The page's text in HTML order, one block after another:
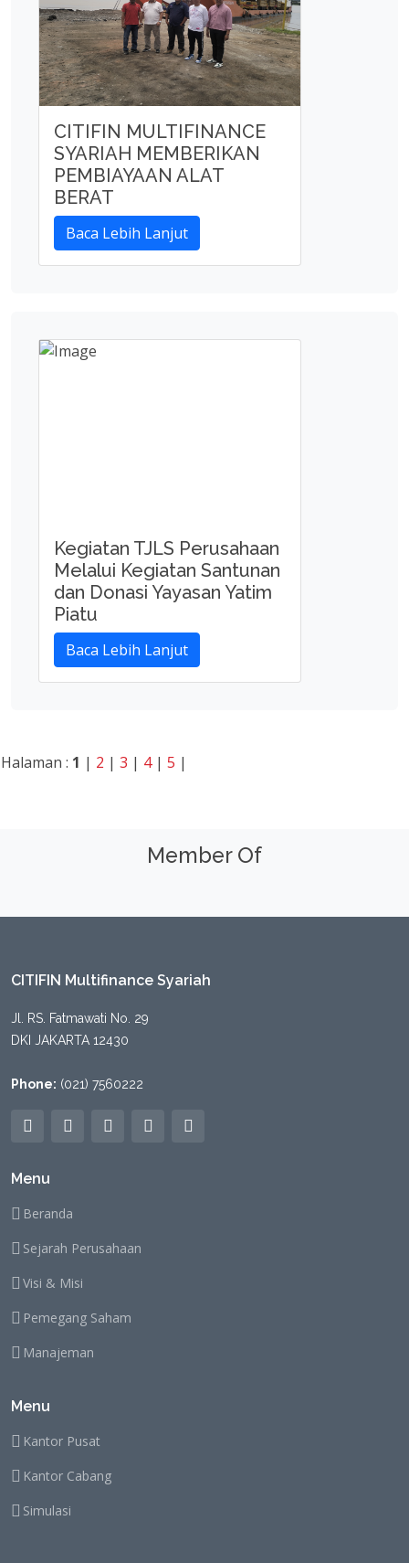
CITIFIN MULTIFINANCE
SYARIAH MEMBERIKAN
PEMBIAYAAN ALAT
BERAT
Baca Lebih Lanjut
Kegiatan TJLS Perusahaan
Melalui Kegiatan Santunan
dan Donasi Yayasan Yatim
Piatu
Baca Lebih Lanjut
Halaman : 1 | 2 | 3 | 4| 5 |
Member Of
CITIFIN Multifinance Syariah
Jl. RS. Fatmawati No. 29
DKI JAKARTA 12430
Phone: (021) 7560222
Menu
Beranda
Sejarah Perusahaan
Visi & Misi
Pemegang Saham
Manajeman
Menu
Kantor Pusat
Kantor Cabang
Simulasi